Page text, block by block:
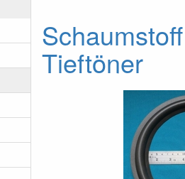
Tieftöner